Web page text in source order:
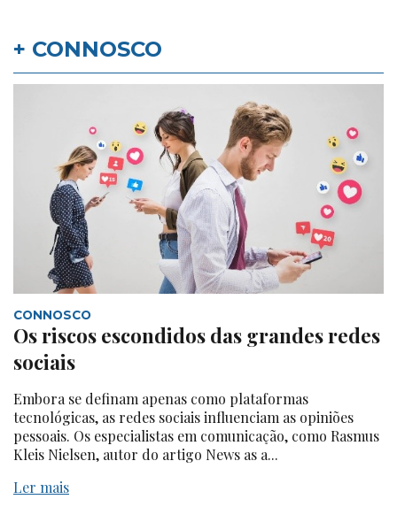
+ CONNOSCO
CONNOSCO
Os riscos escondidos das grandes redes
sociais
Embora se definam apenas como plataformas
tecnológicas, as redes sociais influenciam as opiniões
pessoais. Os especialistas em comunicação, como Rasmus
Kleis Nielsen, autor do artigo News as a...
Ler mais